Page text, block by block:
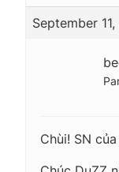
September
Chùi! SN